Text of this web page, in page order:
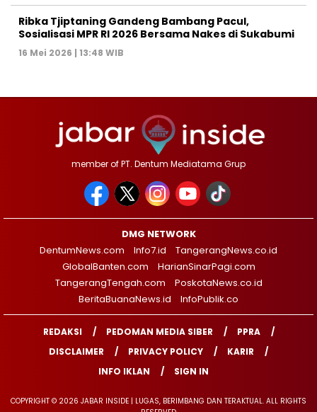
Ribka Tjiptaning Gandeng Bambang Pacul,
Sosialisasi MPR RI 2026 Bersama Nakes di Sukabumi
16 Mei 2026 | 13:48 WIB
member of PT. Dentum Mediatama Grup
DMG NETWORK
DentumNews.com
Info7.id
TangerangNews.co.id
GlobalBanten.com
HarianSinarPagi.com
TangerangTengah.com
PoskotaNews.co.id
BeritaBuanaNews.id
InfoPublik.co
REDAKSI PEDOMAN MEDIA SIBER
PPRA
DISCLAIMER
PRIVACY POLICY
KARIR
INFO IKLAN
SIGN IN
COPYRIGHT © 2026 JABAR INSIDE | LUGAS, BERIMBANG DAN TERAKTUAL. ALL RIGHTS